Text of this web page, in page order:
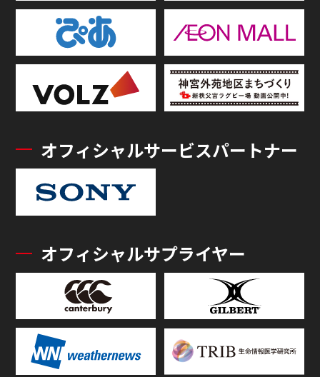
オフィシャルサービスパートナー
オフィシャルサプライヤー